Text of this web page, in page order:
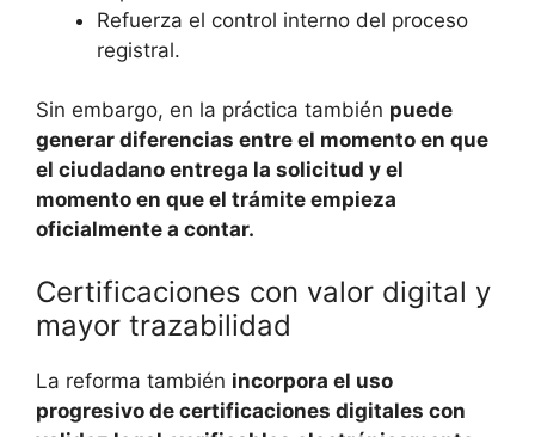
Refuerza el control interno del proceso
registral.
Sin embargo, en la práctica también puede
generar diferencias entre el momento en que
el ciudadano entrega la solicitud y el
momento en que el trámite empieza
oficialmente a contar.
Certificaciones con valor digital y
mayor trazabilidad
La reforma también incorpora el uso
progresivo de certificaciones digitales con